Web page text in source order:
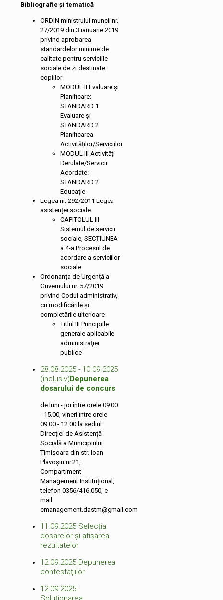
Bibliografie și tematică
ORDIN ministrului muncii nr.
27/2019 din 3 ianuarie 2019
privind aprobarea
standardelor minime de
calitate pentru serviciile
sociale de zi destinate
copiilor
MODUL II Evaluare și
Planificare:
STANDARD 1
Evaluare și
STANDARD 2
Planificarea
Activităților/Serviciilor
MODUL III Activități
Derulate/Servicii
Acordate:
STANDARD 2
Educație
Legea nr. 292/2011 Legea
asistenței sociale
CAPITOLUL III
Sistemul de servicii
sociale, SECŢIUNEA
a 4-a Procesul de
acordare a serviciilor
sociale
Ordonanța de Urgență a
Guvernului nr. 57/2019
privind Codul administrativ,
cu modificările și
completările ulterioare
Titlul III Principiile
generale aplicabile
administraţiei
publice
28.08.2025 - 10.09.2025
(inclusiv)Depunerea
dosarului de concurs
de luni - joi între orele 09.00
- 15.00, vineri între orele
09.00 - 12:00 la sediul
Direcției de Asistență
Socială a Municipiului
Timișoara din str. Ioan
Plavoşin nr.21,
Compartiment
Management Instituțional,
telefon 0356/416.050, e-
mail
cmanagement.dastm@gmail.com
11.09.2025 Selecția
dosarelor și afișarea
rezultatelor
12.09.2025 Depunerea
contestaţiilor
12.09.2025
Soluţionarea